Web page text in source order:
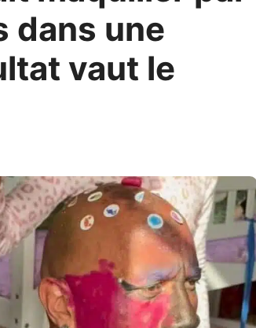
dans une
vaut le